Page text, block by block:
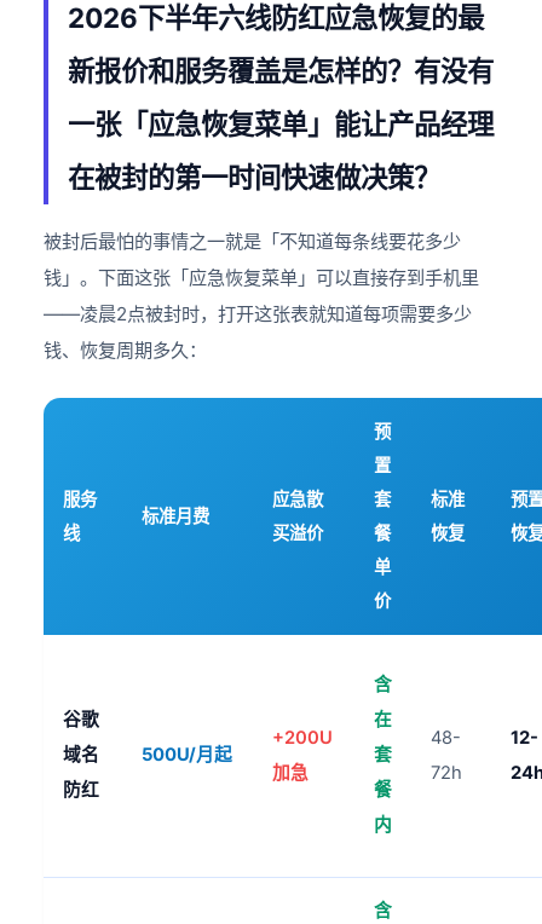
2026下半年六线防红应急恢复的最
新报价和服务覆盖是怎样的？有没有
一张「应急恢复菜单」能让产品经理
在被封的第一时间快速做决策？
被封后最怕的事情之一就是「不知道每条线要花多少
钱」。下面这张「应急恢复菜单」可以直接存到手机里
——凌晨2点被封时，打开这张表就知道每项需要多少
钱、恢复周期多久：
服务
线
标准月费
应急散
买溢价
预
置
套
餐
单
价
标准
恢复
预
恢
谷歌
域名
防红
500U/月起
+200U
加急
含
在
套
餐
内
48-
72h
12-
含